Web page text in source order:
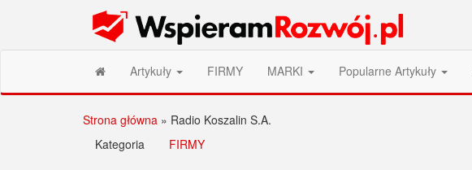
Wspieram Rozwój PL
Artykuły FIRMY MARKI Popularne Artykuły
Strona główna » Radio Koszalin S.A.
Kategoria
FIRMY